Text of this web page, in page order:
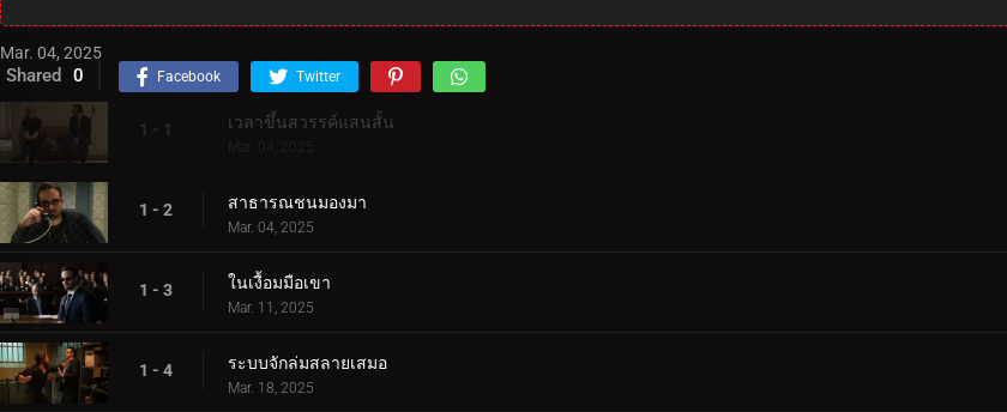
Mar. 04, 2025
Shared 0 Facebook Twitter
1 - 1 เวลาขึ้นสวรรค์แสนสั้น
Mar. 04, 2025
1 - 2 สาธารณชนมองมา
Mar. 04, 2025
1 - 3 ในเงื้อมมือเขา
Mar. 11, 2025
1 - 4 ระบบจักล่มสลายเสมอ
Mar. 18, 2025